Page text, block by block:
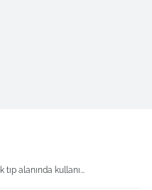
alanında kullanı...